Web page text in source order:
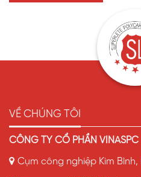
VỀ CHÚNG TÔI
CÔNG TY CỔ PHẦN VINASPC
Cụm công nghiệp Kim Bình,